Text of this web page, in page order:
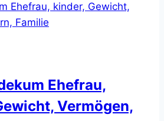
Ehefrau,
Vermögen,